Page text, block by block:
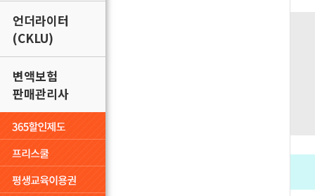
언더라이터
(CKLU)
변액보험
판매관리사